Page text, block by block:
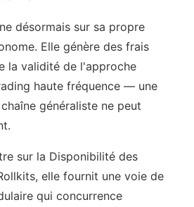
désormais sur sa propre
Elle génère des frais
la validité de l'approche
haute fréquence — une
généraliste ne peut
sur la Disponibilité des
elle fournit une voie de
qui concurrence